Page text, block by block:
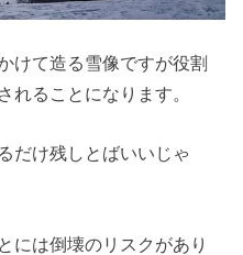
けて造る雪像ですが役割
れることになります。
だけ残しとばいいじゃ
には倒壊のリスクがあり